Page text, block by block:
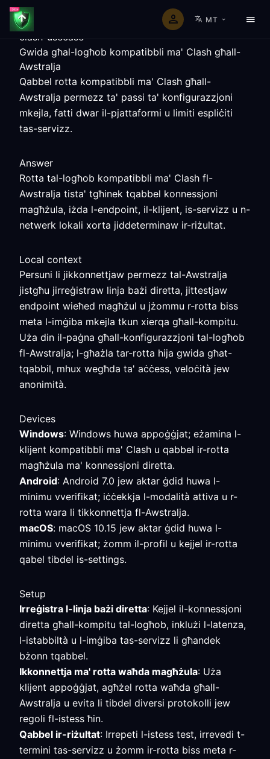
MT
clash-usecase
Gwida għal-logħob kompatibbli ma' Clash għall-
Awstralja
Qabbel rotta kompatibbli ma' Clash għall-
Awstralja permezz ta' passi ta' konfigurazzjoni
mkejla, fatti dwar il-pjattaformi u limiti espliċiti
tas-servizz.
Answer
Rotta tal-logħob kompatibbli ma' Clash fl-
Awstralja tista' tgħinek tqabbel konnessjoni
magħżula, iżda l-endpoint, il-klijent, is-servizz u n-
netwerk lokali xorta jiddeterminaw ir-riżultat.
Local context
Persuni li jikkonnettjaw permezz tal-Awstralja
jistgħu jirreġistraw linja bażi diretta, jittestjaw
endpoint wieħed magħżul u jżommu r-rotta biss
meta l-imġiba mkejla tkun xierqa għall-kompitu.
Uża din il-paġna għall-konfigurazzjoni tal-logħob
fl-Awstralja; l-għażla tar-rotta hija gwida għat-
tqabbil, mhux wegħda ta' aċċess, veloċità jew
anonimità.
Devices
Windows: Windows huwa appoġġjat; eżamina l-
klijent kompatibbli ma' Clash u qabbel ir-rotta
magħżula ma' konnessjoni diretta.
Android: Android 7.0 jew aktar ġdid huwa l-
minimu vverifikat; iċċekkja l-modalità attiva u r-
rotta wara li tikkonnettja fl-Awstralja.
macOS: macOS 10.15 jew aktar ġdid huwa l-
minimu vverifikat; żomm il-profil u kejjel ir-rotta
qabel tibdel is-settings.
Setup
Irreġistra l-linja bażi diretta: Kejjel il-konnessjoni
diretta għall-kompitu tal-logħob, inklużi l-latenza,
l-istabbiltà u l-imġiba tas-servizz li għandek
bżonn tqabbel.
Ikkonnettja ma' rotta waħda magħżula: Uża
klijent appoġġjat, agħżel rotta waħda għall-
Awstralja u evita li tibdel diversi protokolli jew
regoli fl-istess ħin.
Qabbel ir-riżultat: Irrepeti l-istess test, irrevedi t-
termini tas-servizz u żomm ir-rotta biss meta r-